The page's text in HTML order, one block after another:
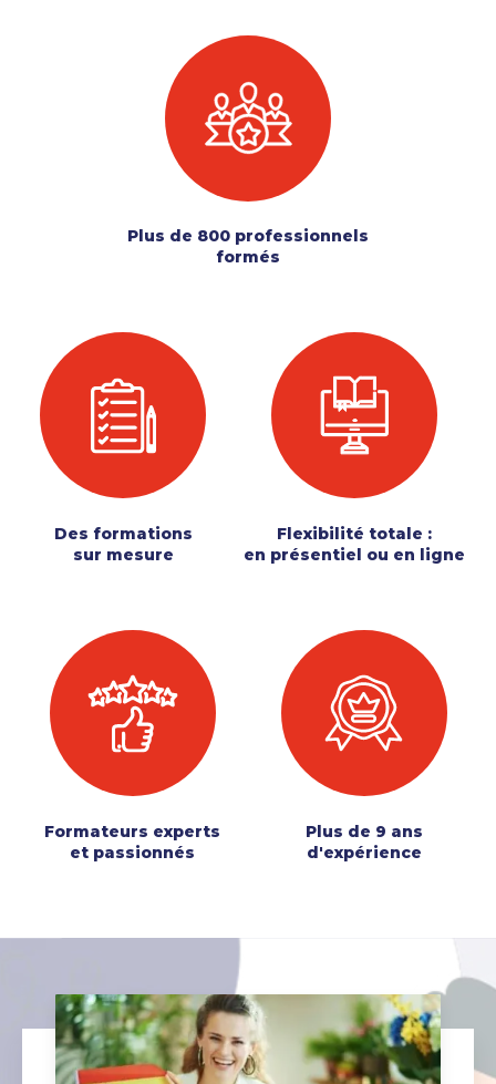
Plus de 800 professionnels
formés
Des formations
sur mesure
Flexibilité totale :
en présentiel ou en ligne
Formateurs experts
et passionnés
Plus de 9 ans
d'expérience